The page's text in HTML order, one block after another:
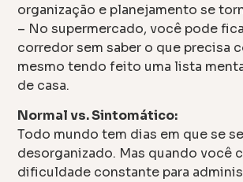
organização e planejamento se
– No supermercado, você pode
corredor sem saber o que precisa
mesmo tendo feito uma lista
de casa.
Normal vs. Sintomático:
Todo mundo tem dias em que se
desorganizado. Mas quando você
dificuldade constante para